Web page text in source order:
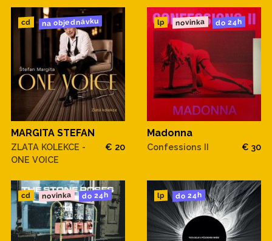
cd na objednávku
MARGITA STEFAN
ZLATA KOLEKCE -
ONE VOICE
€ 20
lp novinka do 24h
Madonna
Confessions II € 30
cd novinka do 24h lp do 24h